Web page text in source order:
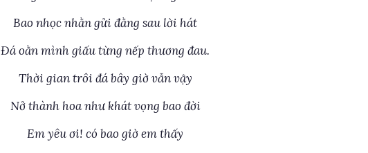
Bao nhọc nhằn gửi đằng sau lời hát
Đá oằn mình giấu từng nếp thương đau.
Thời gian trôi đá bây giờ vẫn vậy
Nở thành hoa như khát vọng bao đời
Em yêu ơi! có bao giờ em thấy